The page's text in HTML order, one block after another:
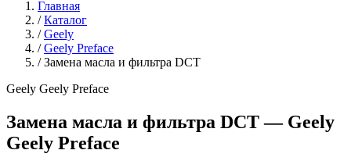
Главная
/ Каталог
/ Geely
/ Geely Preface
/ Замена масла и фильтра DCT
Geely Geely Preface
Замена масла и фильтра DCT — Geely
Geely Preface